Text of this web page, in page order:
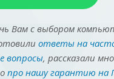
Вам с выбором
ответы на
вопросы, рассказали
про нашу гарантию на